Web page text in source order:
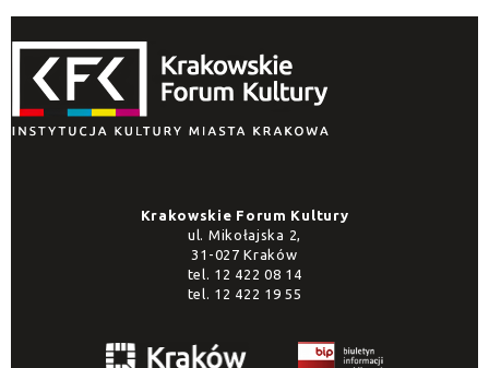
Krakowskie Forum Kultury
ul. Mikołajska 2,
31-027 Kraków
tel. 12 422 08 14
tel. 12 422 19 55